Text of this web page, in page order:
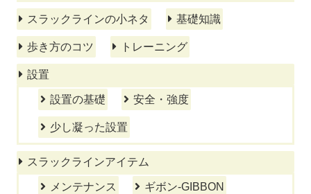
スラックラインの小ネタ 基礎知識
歩き方のコツ トレーニング
設置
設置の基礎 安全・強度
少し凝った設置
スラックラインアイテム
メンテナンス ギボン-GIBBON